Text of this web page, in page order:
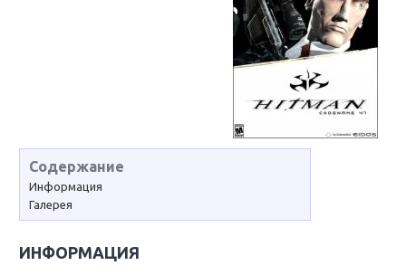
Содержание
Информация
Галерея
ИНФОРМАЦИЯ